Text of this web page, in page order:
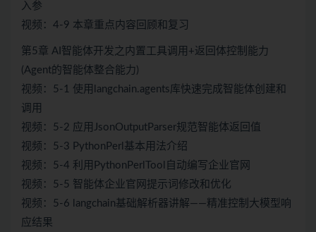
入参
视频：4-9 本章重点内容回顾和复习
第5章 AI智能体开发之内置工具调用+返回体控制能力
(Agent的智能体整合能力)
视频：5-1 使用langchain.agents库快速完成智能体创建和
调用
视频：5-2 应用JsonOutputParser规范智能体返回值
视频：5-3 PythonPerl基本用法介绍
视频：5-4 利用PythonPerlTool自动编写企业官网
视频：5-5 智能体企业官网提示词修改和优化
视频：5-6 langchain基础解析器讲解——精准控制大模型响
应结果